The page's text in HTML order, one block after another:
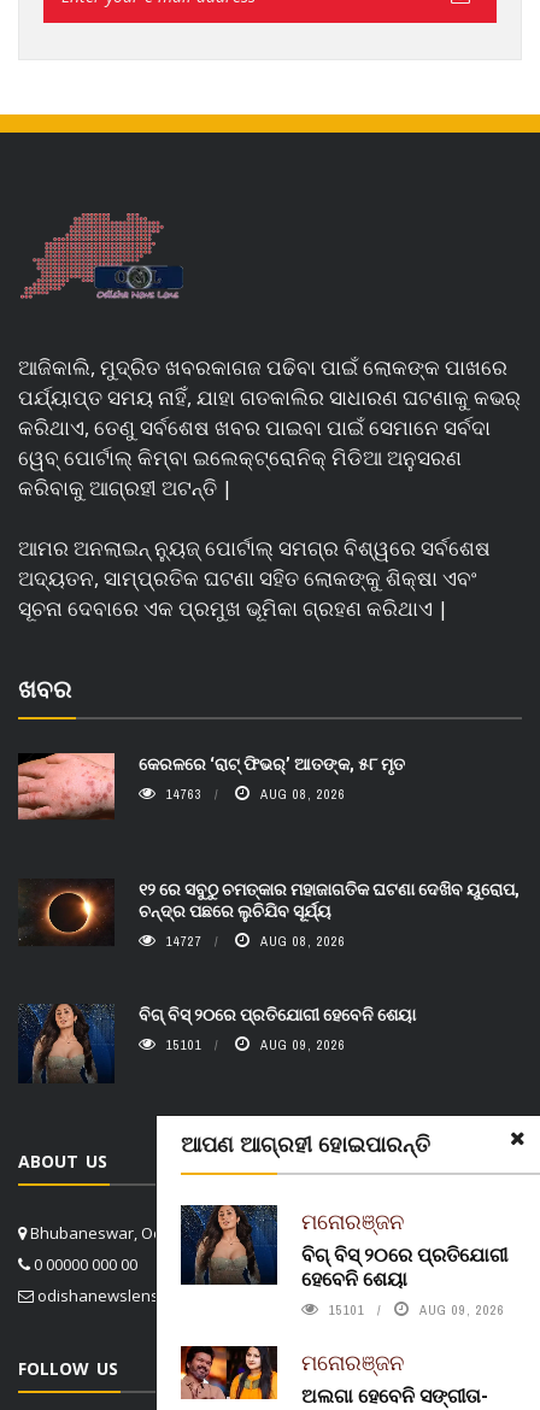
ଆପଣ ଆଗ୍ରହୀ ହୋଇପାରନ୍ତି
ମନୋରଞ୍ଜନ
ବିଗ୍ ବିସ୍ ୨୦ରେ ପ୍ରତିଯୋଗୀ
ହେବେନି ଶେୟା
15101 AUG 09, 2026
ମନୋରଞ୍ଜନ
ଅଲଗା ହେବେନି ସଙ୍ଗୀତା-
ଆଜିକାଲି, ମୁଦ୍ରିତ ଖବରକାଗଜ ପଢିବା ପାଇଁ ଲୋକଙ୍କ ପାଖରେ
ପର୍ଯ୍ୟାପ୍ତ ସମୟ ନାହିଁ, ଯାହା ଗତକାଲିର ସାଧାରଣ ଘଟଣାକୁ କଭର୍
କରିଥାଏ, ତେଣୁ ସର୍ବଶେଷ ଖବର ପାଇବା ପାଇଁ ସେମାନେ ସର୍ବଦା
ୱେବ୍ ପୋର୍ଟାଲ୍ କିମ୍ବା ଇଲେକ୍ଟ୍ରୋନିକ୍ ମିଡିଆ ଅନୁସରଣ
କରିବାକୁ ଆଗ୍ରହୀ ଅଟନ୍ତି |
ଆମର ଅନଲାଇନ୍ ନ୍ୟୁଜ୍ ପୋର୍ଟାଲ୍ ସମଗ୍ର ବିଶ୍ୱରେ ସର୍ବଶେଷ
ଅଦ୍ୟତନ, ସାମ୍ପ୍ରତିକ ଘଟଣା ସହିତ ଲୋକଙ୍କୁ ଶିକ୍ଷା ଏବଂ
ସୂଚନା ଦେବାରେ ଏକ ପ୍ରମୁଖ ଭୂମିକା ଗ୍ରହଣ କରିଥାଏ |
ଖବର
କେରଳରେ ‘ରାଟ୍ ଫିଭର୍’ ଆତଙ୍କ, ୫୮ ମୃତ
14763 AUG 08, 2026
୧୨ ରେ ସବୁଠୁ ଚମତ୍କାର ମହାଜାଗତିକ ଘଟଣା ଦେଖିବ ୟୁରୋପ,
ଚନ୍ଦ୍ର ପଛରେ ଲୁଚିଯିବ ସୂର୍ଯ୍ୟ
14727 AUG 08, 2026
ବିଗ୍ ବିସ୍ ୨୦ରେ ପ୍ରତିଯୋଗୀ ହେବେନି ଶେୟା
15101 AUG 09, 2026
ABOUT US
Bhubaneswar, Odisha, India
0 00000 000 00
odishanewslens@gmail.com
FOLLOW US